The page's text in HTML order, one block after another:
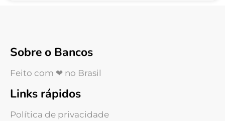
Sobre o Bancos
Feito com ❤ no Brasil
Links rápidos
Política de privacidade